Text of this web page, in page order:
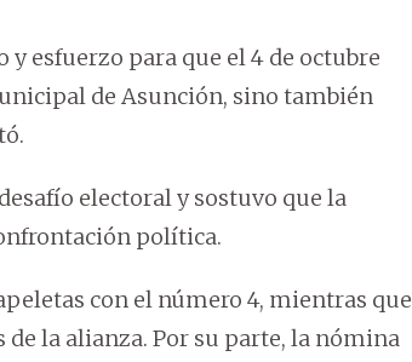
esfuerzo para que el 4 de octubre
de Asunción, sino también
electoral y sostuvo que la
política.
con el número 4, mientras que
la alianza. Por su parte, la nómina